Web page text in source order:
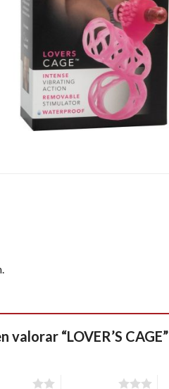
valorar “LOVER’S CAGE”